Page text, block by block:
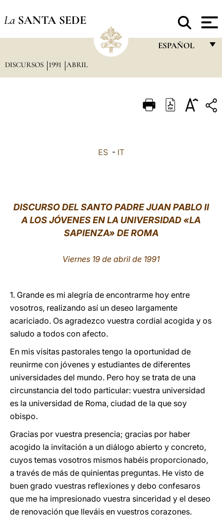
La SANTA SEDE
ESPAÑOL
ITALIANO
中文
LATINE
DISCURSOS 1991 ABRIL
ES- IT
DISCURSO DEL SANTO PADRE JUAN PABLO II
A LOS JÓVENES EN LA UNIVERSIDAD «LA
SAPIENZA» DE ROMA
Viernes 19 de abril de 1991
1. Grande es mi alegría de encontrarme hoy entre
vosotros, realizando así un deseo largamente
acariciado. Os agradezco vuestra cordial acogida y os
saludo a todos con afecto.
En mis visitas pastorales tengo la oportunidad de
reunirme con jóvenes y estudiantes de diferentes
universidades del mundo. Pero hoy se trata de una
circunstancia del todo particular: vuestra universidad
es la universidad de Roma, ciudad de la que soy
obispo.
Gracias por vuestra presencia; gracias por haber
acogido la invitación a un diálogo abierto y concreto,
cuyos temas vosotros mismos habéis proporcionado,
a través de más de quinientas preguntas. He visto de
buen grado vuestras reflexiones y debo confesaros
que me ha impresionado vuestra sinceridad y el deseo
de renovación que lleváis en vuestros corazones.